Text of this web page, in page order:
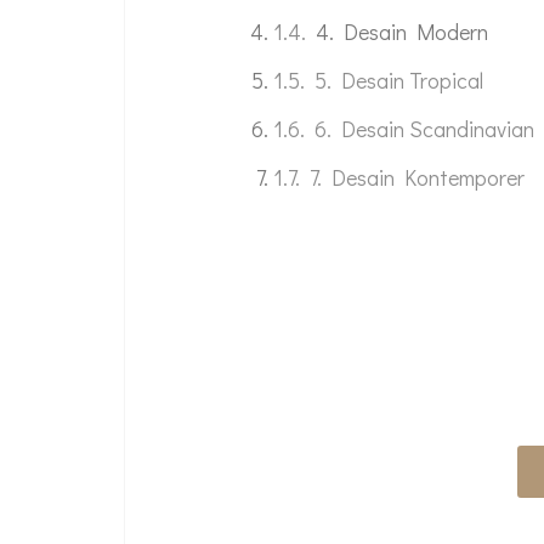
4. Desain Modern
5. Desain Tropical
6. Desain Scandinavian
7. Desain Kontemporer